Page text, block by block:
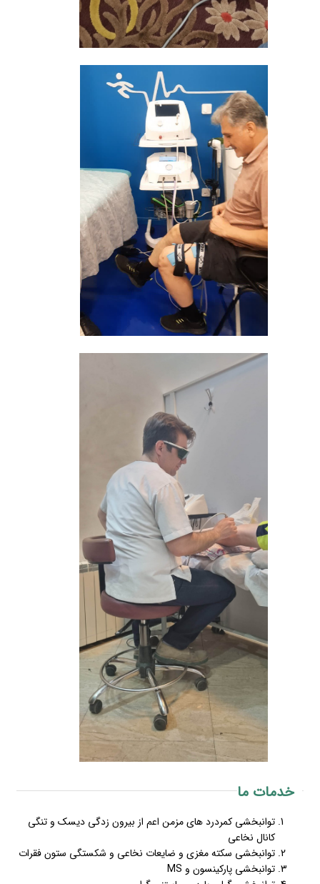
خدمات ما
توانبخشی کمردرد های مزمن اعم از بیرون زدگی دیسک و تنگی
کانال نخاعی
توانبخشی سکته مغزی و ضایعات نخاعی و شکستگی ستون فقرات
توانبخشی پارکینسون و MS